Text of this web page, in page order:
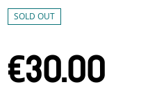
SOLD OUT
€30.00